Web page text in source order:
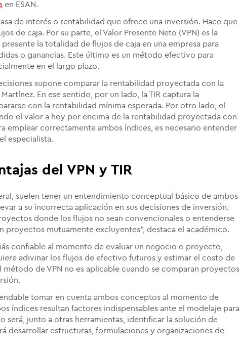
en ESAN.
tasa de interés o rentabilidad que ofrece una inversión. Hace que
de caja. Por su parte, el Valor Presente Neto (VPN) es la
la totalidad de flujos de caja en una empresa para
o ganancias. Este último es un método efectivo para
en el largo plazo.
supone comparar la rentabilidad proyectada con la
En ese sentido, por un lado, la TIR captura la
con la rentabilidad mínima esperada. Por otro lado, el
el valor a hoy por encima de la rentabilidad proyectada con
emplear correctamente ambos índices, es necesario entender
especialista.
del VPN y TIR
suelen tener un entendimiento conceptual básico de ambos
a su incorrecta aplicación en sus decisiones de inversión.
donde los flujos no sean convencionales o entenderse
proyectos mutuamente excluyentes", destaca el académico.
confiable al momento de evaluar un negocio o proyecto,
adivinar los flujos de efectivo futuros y estimar el costo de
método de VPN no es aplicable cuando se comparan proyectos
tomar en cuenta ambos conceptos al momento de
índices resultan factores indispensables ante el modelaje para
será, junto a otras herramientas, identificar la solución de
desarrollar estructuras, formulaciones y organizaciones de